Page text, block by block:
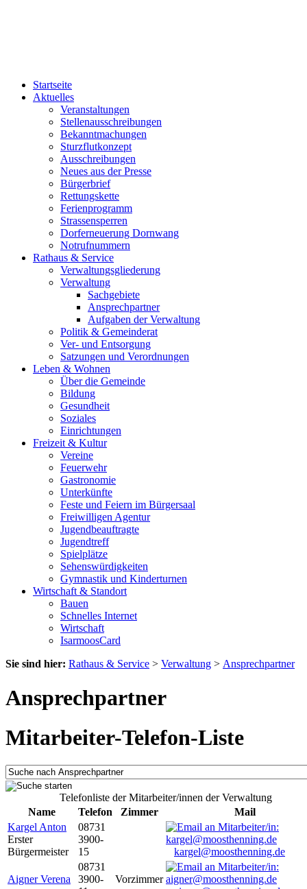
Startseite
Aktuelles
Veranstaltungen
Stellenausschreibungen
Bekanntmachungen
Sturzflutkonzept
Ausschreibungen
Neues aus der Presse
Bürgerbrief
Rettungskette
Ferienprogramm
Strassensperren
Dorferneuerung Dornwang
Notrufnummern
Rathaus & Service
Verwaltungsgliederung
Verwaltung
Sachgebiete
Ansprechpartner
Aufgaben der Verwaltung
Politik & Gemeinderat
Ver- und Entsorgung
Satzungen und Verordnungen
Leben & Wohnen
Über die Gemeinde
Bildung
Gesundheit
Soziales
Einrichtungen
Freizeit & Kultur
Vereine
Feuerwehr
Gastronomie
Unterkünfte
Feste und Feiern im Bürgersaal
Freiwilligen Agentur
Jugendbeauftragte
Jugendtreff
Spielplätze
Sehenswürdigkeiten
Gymnastik und Kinderturnen
Wirtschaft & Standort
Bauen
Schnelles Internet
Wirtschaft
IsarmoosCard
Sie sind hier: Rathaus & Service > Verwaltung > Ansprechpartner
Ansprechpartner
Mitarbeiter-Telefon-Liste
Telefonliste der Mitarbeiter/innen der Verwaltung
Name
Telefon Zimmer
Mail
Kargel Anton
Erster
Bürgermeister
08731
3900-
15
kargel@moosthenning.de
Aigner Verena
08731
3900-
Vorzimmer